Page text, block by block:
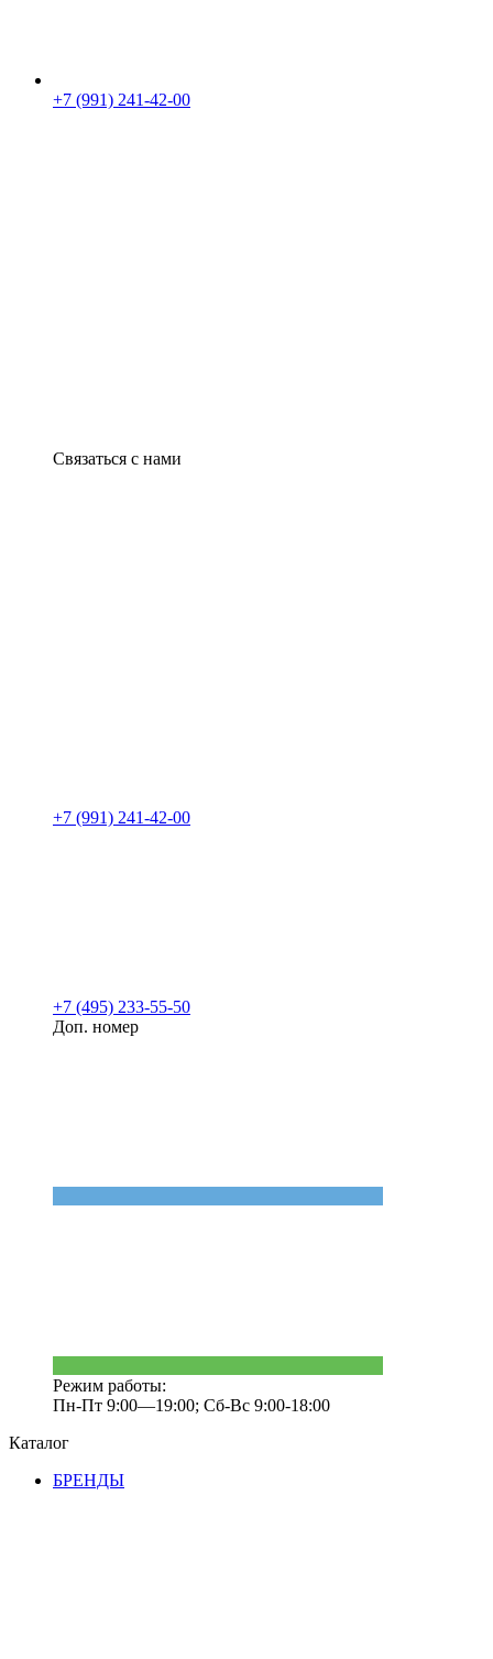
+7 (991) 241-42-00
Связаться с нами
+7 (991) 241-42-00
+7 (495) 233-55-50
Доп. номер
Режим работы:
Пн-Пт 9:00—19:00; Сб-Вс 9:00-18:00
Каталог
БРЕНДЫ